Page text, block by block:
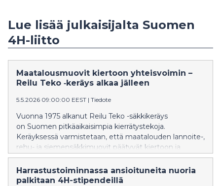
Lue lisää julkaisijalta Suomen
4H-liitto
Maatalousmuovit kiertoon yhteisvoimin –
Reilu Teko ‑keräys alkaa jälleen
5.5.2026 09:00:00 EEST | Tiedote
Vuonna 1975 alkanut Reilu Teko -säkkikeräys
on Suomen pitkäaikaisimpia kierrätystekoja.
Keräyksessä varmistetaan, että maatalouden lannoite-,
rehu- ja siemensäkkimuovit päätyvät kiertoon ja
uusiokäyttöön. Samalla keräys työllistää
nuoria paikallisesti. Uutena kumppanina keräykseen
tulee mukaan Junttilan Tila.
Harrastustoiminnassa ansioituneita nuoria
palkitaan 4H-stipendeillä